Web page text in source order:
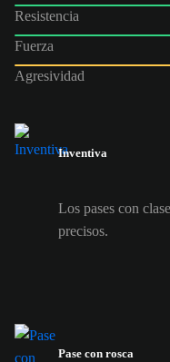
Resistencia
Fuerza
Agresividad
Inventiva
Los pases con
precisos.
Pase con rosca